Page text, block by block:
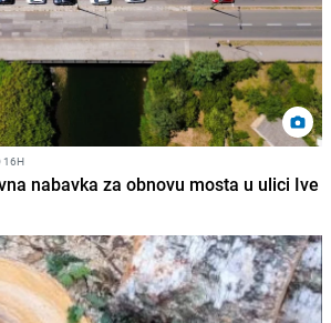
16H
nabavka za obnovu mosta u ulici Ive